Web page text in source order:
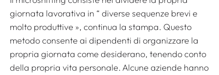
giornata lavorativa in “ diverse sequenze brevi e
molto produttive », continua la stampa. Questo
metodo consente ai dipendenti di organizzare la
propria giornata come desiderano, tenendo conto
della propria vita personale. Alcune aziende hanno